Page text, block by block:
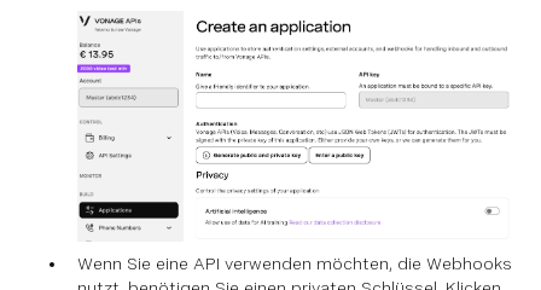
Wenn Sie eine API verwenden möchten, die Webhooks